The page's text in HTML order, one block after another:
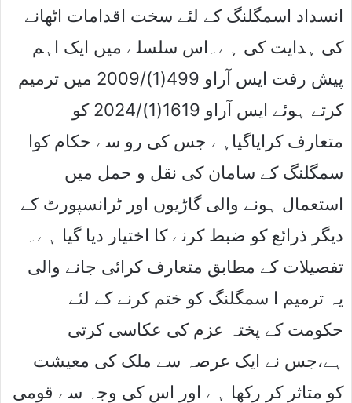
انسداد اسمگلنگ کے لئے سخت اقدامات اٹھانے
کی ہدایت کی ہے۔اس سلسلے میں ایک اہم
پیش رفت ایس آراو 499(1)/2009 میں ترمیم
کرتے ہوئے ایس آراو 1619(1)/2024 کو
متعارف کرایاگیاہے جس کی رو سے حکام کوا
سمگلنگ کے سامان کی نقل و حمل میں
استعمال ہونے والی گاڑیوں اور ٹرانسپورٹ کے
دیگر ذرائع کو ضبط کرنے کا اختیار دیا گیا ہے۔
تفصیلات کے مطابق متعارف کرائی جانے والی
یہ ترمیم ا سمگلنگ کو ختم کرنے کے لئے
حکومت کے پختہ عزم کی عکاسی کرتی
ہے،جس نے ایک عرصہ سے ملک کی معیشت
کو متاثر کر رکھا ہے اور اس کی وجہ سے قومی